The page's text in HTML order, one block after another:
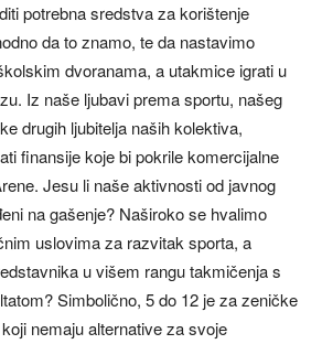
potrebna sredstva za korištenje
da to znamo, te da nastavimo
dvoranama, a utakmice igrati u
Iz naše ljubavi prema sportu, našeg
drugih ljubitelja naših kolektiva,
finansije koje bi pokrile komercijalne
Jesu li naše aktivnosti od javnog
na gašenje? Naširoko se hvalimo
uslovima za razvitak sporta, a
u višem rangu takmičenja s
Simbolično, 5 do 12 je za zeničke
nemaju alternative za svoje